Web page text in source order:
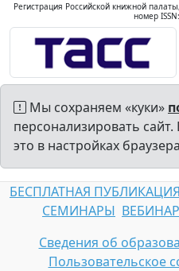
Регистрация Российской книжной
номер
Мы сохраняем «куки»
персонализировать
это в настройках браузера
БЕСПЛАТНАЯ ПУБЛИКАЦИЯ
СЕМИНАРЫ
Сведения об
Пользовательское